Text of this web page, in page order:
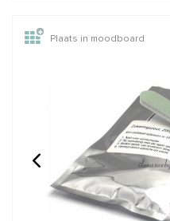
14/20 Gold filled
knijpkraaltjes buis ca.
2x2mm
Rijggat ca. 1.2mm
Klik voor staffelkorting
Plaats in moodboard